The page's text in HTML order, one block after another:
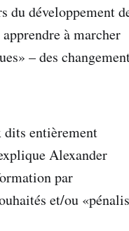
du développement
à marcher
– des
dits entièrement
Alexander
par
et/ou